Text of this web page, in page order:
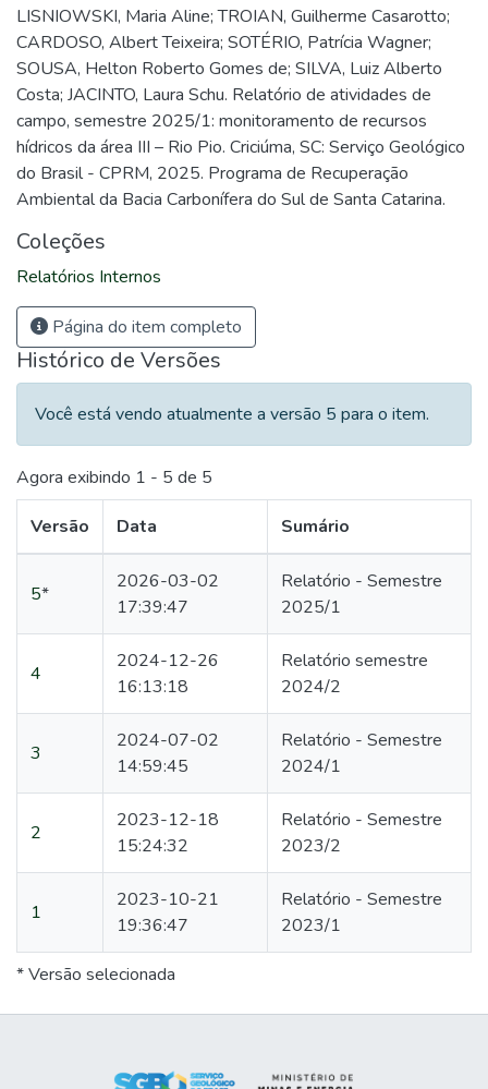
LISNIOWSKI, Maria Aline; TROIAN, Guilherme Casarotto;
CARDOSO, Albert Teixeira; SOTÉRIO, Patrícia Wagner;
SOUSA, Helton Roberto Gomes de; SILVA, Luiz Alberto
Costa; JACINTO, Laura Schu. Relatório de atividades de
campo, semestre 2025/1: monitoramento de recursos
hídricos da área III – Rio Pio. Criciúma, SC: Serviço Geológico
do Brasil - CPRM, 2025. Programa de Recuperação
Ambiental da Bacia Carbonífera do Sul de Santa Catarina.
Coleções
Relatórios Internos
Página do item completo
Histórico de Versões
Você está vendo atualmente a versão 5 para o item.
Agora exibindo 1 - 5 de 5
Versão Data Sumário
5*
2026-03-02
17:39:47
Relatório - Semestre
2025/1
4
2024-12-26
16:13:18
Relatório semestre
2024/2
3
2024-07-02
14:59:45
Relatório - Semestre
2024/1
2
2023-12-18
15:24:32
Relatório - Semestre
2023/2
1
2023-10-21
19:36:47
Relatório - Semestre
2023/1
* Versão selecionada